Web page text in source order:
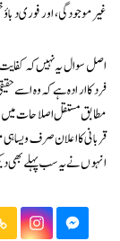
غیر موجودگی، اور فوری
اصل سوال یہ نہیں کہ
فرد کا ارادہ ہے کہ وہ اسے
مطابق مستقل اصلاحات میں
قربانی کا اعلان صرف ویسا
انہوں نے یہ سب پہلے بھی